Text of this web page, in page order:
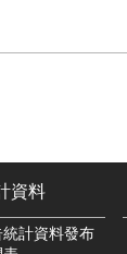
資料
統計資料發布